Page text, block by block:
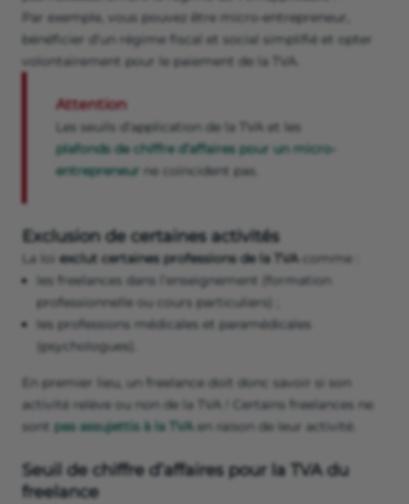
Par exemple, vous pouvez être micro-entrepreneur,
bénéficier d’un régime fiscal et social simplifié et opter
volontairement pour le paiement de la TVA.
Attention
Les seuils d’application de la TVA et les
plafonds de chiffre d’affaires pour un micro-
entrepreneur ne coïncident pas.
Exclusion de certaines activités
La loi exclut certaines professions de la TVA comme :
les freelances dans l’enseignement (formation
professionnelle ou cours particuliers) ;
les professions médicales et paramédicales
(psychologues).
En premier lieu, un freelance doit donc savoir si son
activité relève ou non de la TVA ! Certains freelances ne
sont pas assujettis à la TVAen raison de leur activité.
Seuil de chiffre d’affaires pour la TVA du
freelance